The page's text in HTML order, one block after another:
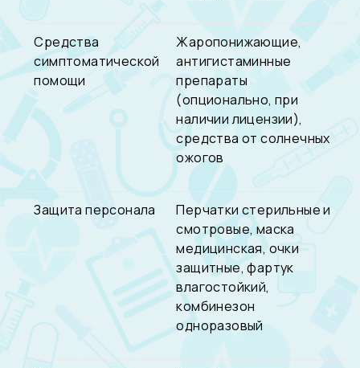
Средства
симптоматической
помощи
Жаропонижающие,
антигистаминные
препараты
(опционально, при
наличии лицензии),
средства от солнечных
ожогов
Защита персонала
Перчатки стерильные и
смотровые, маска
медицинская, очки
защитные, фартук
влагостойкий,
комбинезон
одноразовый